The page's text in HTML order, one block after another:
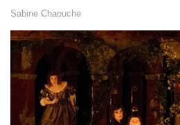
Sabine Chaouche